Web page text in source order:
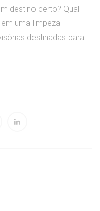
destino certo? Qual
uma limpeza
destinadas para